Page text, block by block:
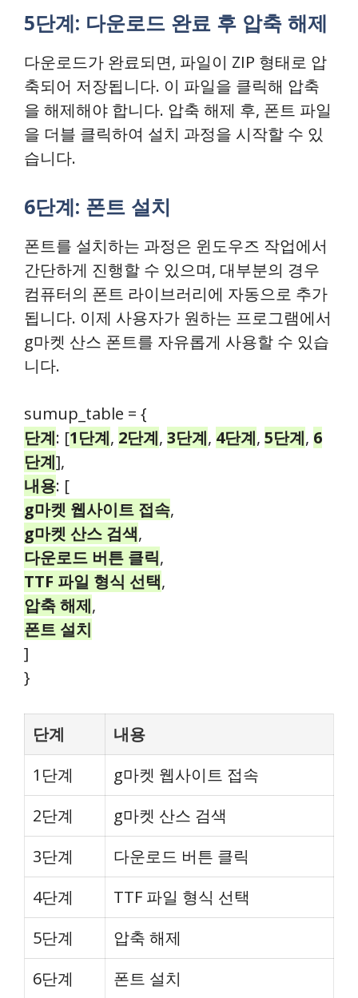
5단계: 다운로드 완료 후 압축 해제
다운로드가 완료되면, 파일이 ZIP 형태로 압
축되어 저장됩니다. 이 파일을 클릭해 압축
을 해제해야 합니다. 압축 해제 후, 폰트 파일
을 더블 클릭하여 설치 과정을 시작할 수 있
습니다.
6단계: 폰트 설치
폰트를 설치하는 과정은 윈도우즈 작업에서
간단하게 진행할 수 있으며, 대부분의 경우
컴퓨터의 폰트 라이브러리에 자동으로 추가
됩니다. 이제 사용자가 원하는 프로그램에서
g마켓 산스 폰트를 자유롭게 사용할 수 있습
니다.
sumup_table = {
단계: [1단계, 2단계, 3단계, 4단계, 5단계, 6
단계],
내용: [
g마켓 웹사이트 접속,
g마켓 산스 검색,
다운로드 버튼 클릭,
TTF 파일 형식 선택,
압축 해제,
폰트 설치
]
}
단계
내용
1단계
g마켓 웹사이트 접속
2단계
g마켓 산스 검색
3단계
다운로드 버튼 클릭
4단계
TTF 파일 형식 선택
5단계
압축 해제
6단계
폰트 설치